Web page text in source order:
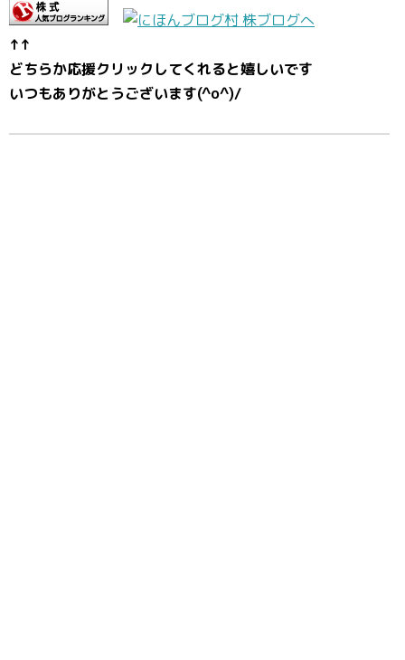
↑↑
どちらか応援クリックしてくれると嬉しいです
いつもありがとうございます(^o^)/